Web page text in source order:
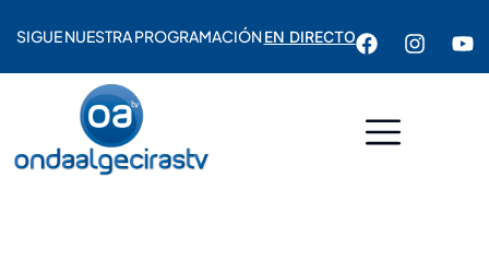
SIGUE NUESTRA PROGRAMACIÓNEN DIRECTO